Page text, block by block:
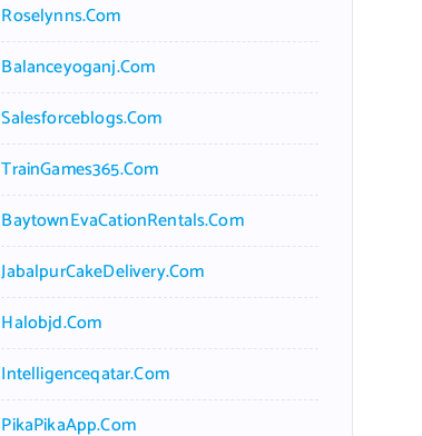
Roselynns.com
Balanceyoganj.com
Salesforceblogs.com
TrainGames365.com
BaytownEvaCationRentals.com
JabalpurCakeDelivery.com
Halobjd.com
Intelligenceqatar.com
PikaPikaApp.com